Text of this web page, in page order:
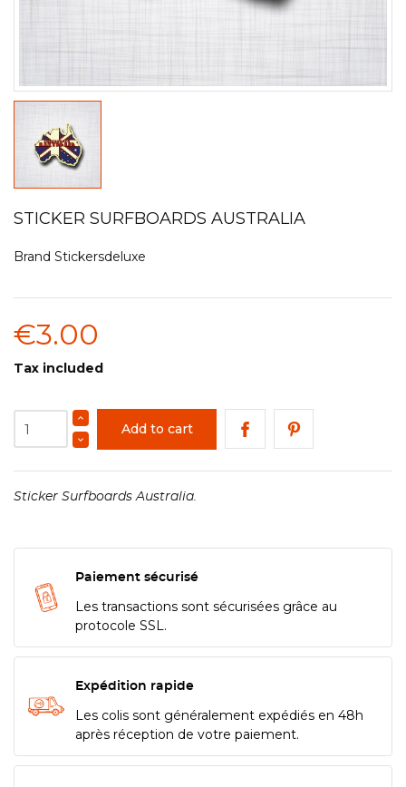
STICKER SURFBOARDS AUSTRALIA
Brand Stickersdeluxe
€3.00
Tax included
Add to cart
Sticker Surfboards Australia.
Paiement sécurisé
Les transactions sont sécurisées grâce au
protocole SSL.
Expédition rapide
Les colis sont généralement expédiés en 48h
après réception de votre paiement.